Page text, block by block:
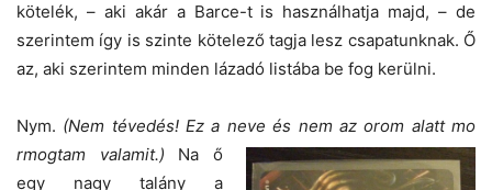
kötelék, – aki akár a Barce-t is használhatja majd, – de
szerintem így is szinte kötelező tagja lesz csapatunknak. Ő
az, aki szerintem minden lázadó listába be fog kerülni.
Nym. (Nem tévedés! Ez a neve és nem az orom alatt mo
rmogtam valamit.) Na ő
egy nagy talány a